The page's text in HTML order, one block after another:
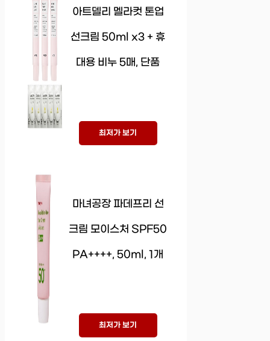
아트델리 멜라컷 톤업
선크림 50ml x3 + 휴
대용 비누 5매, 단품
최저가 보기
마녀공장 파데프리 선
크림 모이스처 SPF50
PA++++, 50ml, 1개
최저가 보기